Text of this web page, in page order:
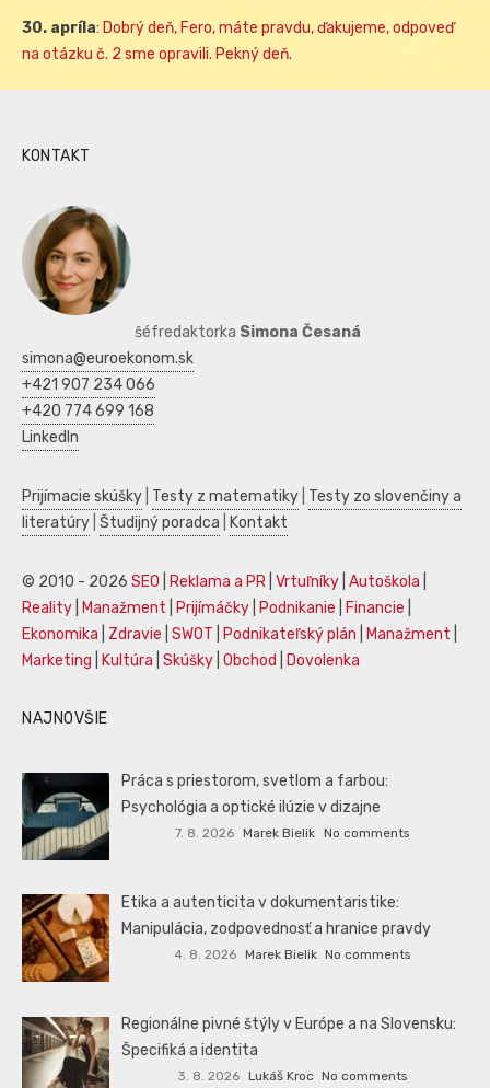
30. apríla: Dobrý deň, Fero, máte pravdu, ďakujeme, odpoveď
na otázku č. 2 sme opravili. Pekný deň.
KONTAKT
šéfredaktorka Simona Česaná
simona@euroekonom.sk
+421 907 234 066
+420 774 699 168
LinkedIn
Prijímacie skúšky Testy z matematiky Testy zo slovenčiny a
literatúry Študijný poradca Kontakt
© 2010 - 2026 SEO Reklama a PR Vrtuľníky Autoškola
Reality
Manažment Prijímáčky Podnikanie Financie
Ekonomika
Zdravie SWOT Podnikateľský plán Manažment
Marketing
Kultúra Skúšky Obchod Dovolenka
NAJNOVŠIE
Práca s priestorom, svetlom a farbou:
Psychológia a optické ilúzie v dizajne
7. 8. 2026 Marek Bielik No comments
Etika a autenticita v dokumentaristike:
Manipulácia, zodpovednosť a hranice pravdy
4. 8. 2026 Marek Bielik No comments
Regionálne pivné štýly v Európe a na Slovensku:
Špecifiká a identita
3. 8. 2026 Lukáš Kroc No comments